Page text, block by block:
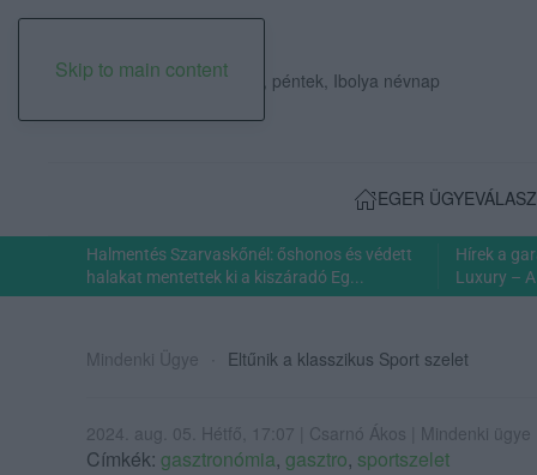
Skip to main content
2026. augusztus 07., péntek, Ibolya névnap
EGER ÜGYE
Halmentés Szarvaskőnél: őshonos és védett
halakat mentettek ki a kiszáradó Eg...
Hírek a
Luxury –
Mindenki Ügye Eltűnik a klasszikus Sport szelet
2024. aug. 05. Hétfő, 17:07 | Csarnó Ákos | Mindenki ügye
Címkék: gasztronómia, gasztro, sportszelet